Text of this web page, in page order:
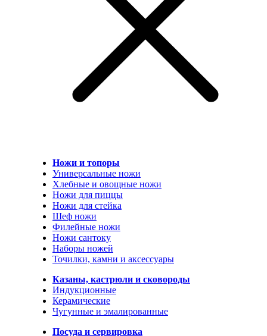
Ножи и топоры
Универсальные ножи
Хлебные и овощные ножи
Ножи для пиццы
Ножи для стейка
Шеф ножи
Филейные ножи
Ножи сантоку
Наборы ножей
Точилки, камни и аксессуары
Казаны, кастрюли и сковороды
Индукционные
Керамические
Чугунные и эмалированные
Посуда и сервировка